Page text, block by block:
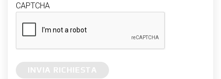
CAPTCHA
INVIA RICHIESTA